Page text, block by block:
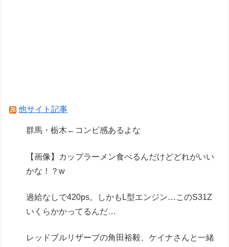
ンダルシア 水着Ver.」フィギュア【出荷日更新・
I〈Bunny Style〉」デ・・・デカイ
Powered by livedoor 相互RSS
他サイト記事
群馬・栃木←コンビ感あるよな
【画像】カップラーメン食べるんだけどどれがいい
かな！？w
過給なしで420ps。しかもL型エンジン…このS31Z
いくらかかってるんだ…
レッドブルリザーブの角田裕毅、ケイナさんと一緒